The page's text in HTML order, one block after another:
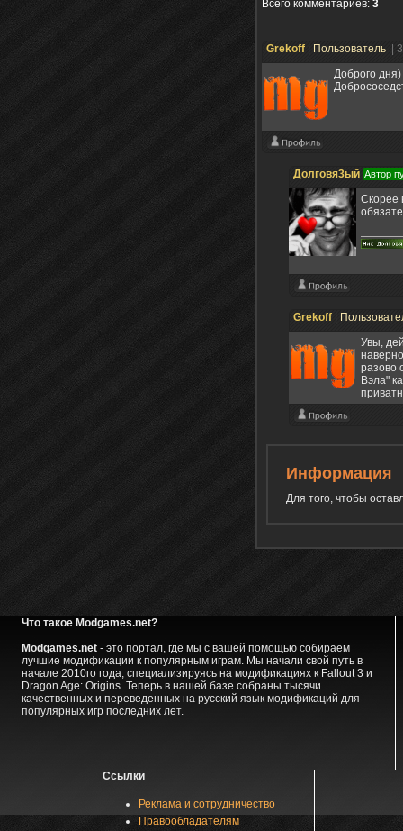
Всего комментариев: 3
Grekoff Пользователь
|
Доброго
Долговя3ый Автор
Скорее
Grekoff
Увы,
разово
Вэла"
Информация
Для того, чтобы
Что такое Modgames.net?
Modgames.net- это портал, где мы с вашей помощью собираем
лучшие модификации к популярным играм. Мы начали свой путь в
начале 2010го года, специализируясь на модификациях к Fallout 3 и
Dragon Age: Origins. Теперь в нашей базе собраны тысячи
качественных и переведенных на русский язык модификаций для
популярных игр последних лет.
Ссылки
Реклама и сотрудничество
Правообладателям